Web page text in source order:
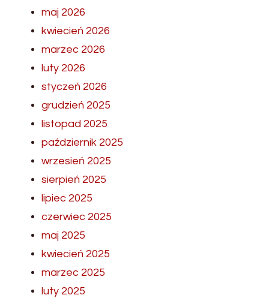
maj 2026
kwiecień 2026
marzec 2026
luty 2026
styczeń 2026
grudzień 2025
listopad 2025
październik 2025
wrzesień 2025
sierpień 2025
lipiec 2025
czerwiec 2025
maj 2025
kwiecień 2025
marzec 2025
luty 2025